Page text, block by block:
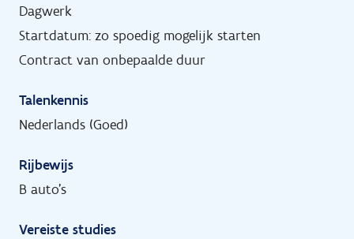
Dagwerk
Startdatum: zo spoedig mogelijk starten
Contract van onbepaalde duur
Talenkennis
Nederlands (Goed)
Rijbewijs
B auto's
Vereiste studies